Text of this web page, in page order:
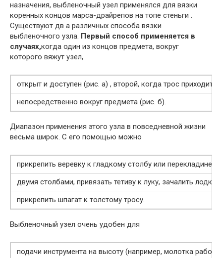
назначения, выбленочный узел применялся для вязки
коренных концов марса-драйрепов на топе стеньги .
Существуют дв а различных способа вязки
выбленочного узла. Первый способ применяется в
случаях,когда один из концов предмета, вокруг
которого вяжут узел,
открыт и доступен (рис. а) , второй, когда трос
непосредственно вокруг предмета (рис. б).
Диапазон применения этого узла в повседневной жизни
весьма широк. С его помощью можно
прикрепить веревку к гладкому столбу или перекладине,
двумя столбами, привязать тетиву к луку, зачалить
прикрепить шпагат к толстому тросу.
Выбленочный узел очень удобен для
подачи инструмента на высоту (например, молотка